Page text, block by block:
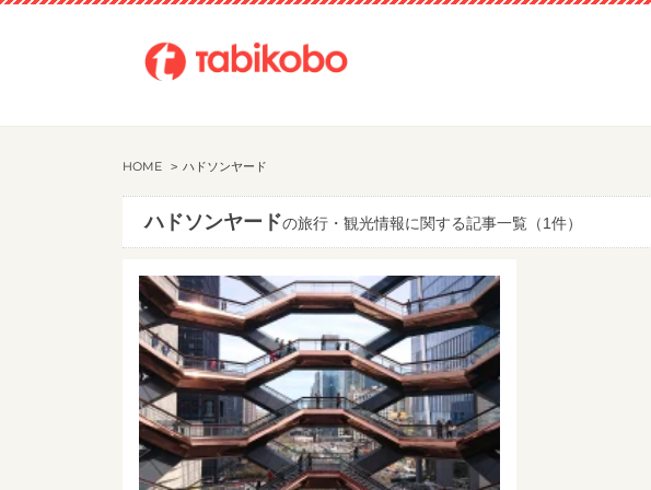
HOME ハドソンヤード
ハドソンヤードの旅行・観光情報に関する記事一覧（1件）